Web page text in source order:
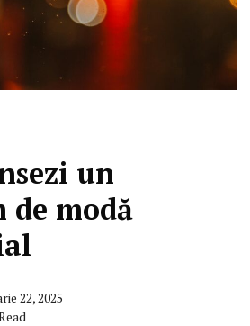
un
de modă
22, 2025